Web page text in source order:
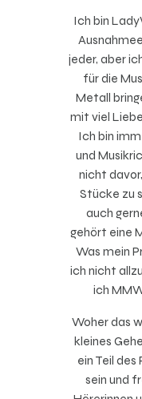
Ich bin
jeder, aber
für die
Metall
mit viel
Ich bin
und
nicht
Stücke zu
auch
gehört eine
Was mein
ich nicht
ich
Woher das
kleines
ein Teil
sein und